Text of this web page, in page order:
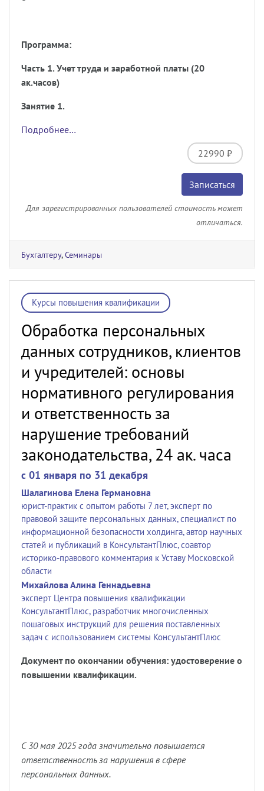
Программа:
Часть 1. Учет труда и заработной платы (20
ак.часов)
Занятие 1.
Подробнее…
22990 ₽
Записаться
Для зарегистрированных пользователей стоимость может
отличаться.
Бухгалтеру,Семинары
Курсы повышения квалификации
Обработка персональных
данных сотрудников, клиентов
и учредителей: основы
нормативного регулирования
и ответственность за
нарушение требований
законодательства, 24 ак. часа
c 01 января по 31 декабря
Шалагинова Елена Германовна
юрист-практик с опытом работы 7 лет, эксперт по
правовой защите персональных данных, специалист по
информационной безопасности холдинга, автор научных
статей и публикаций в КонсультантПлюс, соавтор
историко-правового комментария к Уставу Московской
области
Михайлова Алина Геннадьевна
эксперт Центра повышения квалификации
КонсультантПлюс, разработчик многочисленных
пошаговых инструкций для решения поставленных
задач с использованием системы КонсультантПлюс
Документ по окончании обучения: удостоверение о
повышении квалификации.
C 30 мая 2025 года значительно повышается
ответственность за нарушения в сфере
персональных данных.